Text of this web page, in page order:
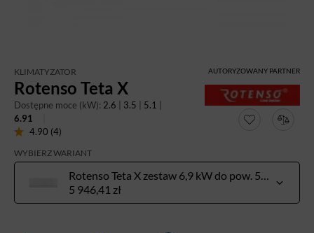
KLIMATYZATOR
Rotenso Teta X
AUTORYZOWANY PARTNER
Dostępne moce (kW): 2.6 3.5 5.1
6.91
4.90 (4)
WYBIERZ WARIANT
Rotenso Teta X zestaw 6,9 kW do pow. 50-70 m²
5 946,41 zł